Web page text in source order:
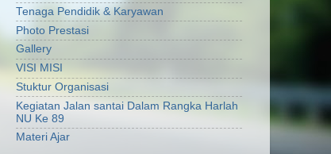
Tenaga Pendidik & Karyawan
Photo Prestasi
Gallery
VISI MISI
Stuktur Organisasi
Kegiatan Jalan santai Dalam Rangka Harlah
NU Ke 89
Materi Ajar